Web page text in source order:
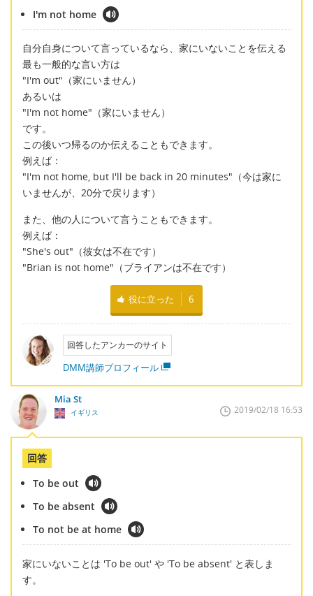
I'm not home
自分自身について言っているなら、家にいないことを伝える
最も一般的な言い方は
"I'm out"（家にいません）
あるいは
"I'm not home"（家にいません）
です。
この後いつ帰るのか伝えることもできます。
例えば：
"I'm not home, but I'll be back in 20 minutes"（今は家に
いませんが、20分で戻ります）
また、他の人について言うこともできます。
例えば：
"She's out"（彼女は不在です）
"Brian is not home"（ブライアンは不在です）
役に立った 6
回答したアンカーのサイト
DMM講師プロフィール
Mia St
イギリス 2019/02/18 16:53
回答
To be out
To be absent
To not be at home
家にいないことは 'To be out' や 'To be absent' と表しま
す。